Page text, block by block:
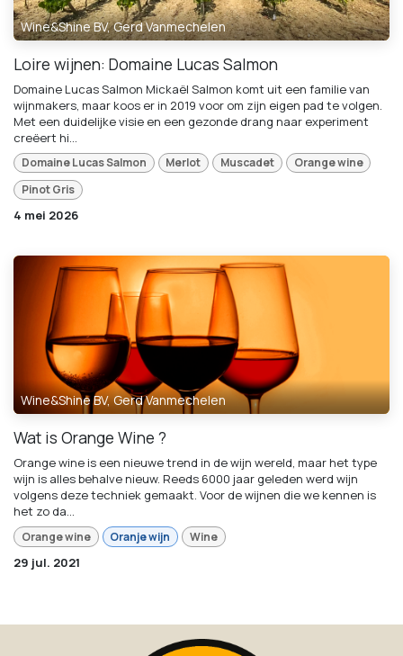
Wine&Shine BV, Gerd Vanmechelen
Loire wijnen: Domaine Lucas Salmon
Domaine Lucas Salmon Mickaël Salmon komt uit een familie van
wijnmakers, maar koos er in 2019 voor om zijn eigen pad te volgen.
Met een duidelijke visie en een gezonde drang naar experiment
creëert hi...
Domaine Lucas Salmon Merlot Muscadet
Orange wine
Pinot Gris
4 mei 2026
Wine&Shine BV, Gerd Vanmechelen
Wat is Orange Wine ?
Orange wine is een nieuwe trend in de wijn wereld, maar het type
wijn is alles behalve nieuw. Reeds 6000 jaar geleden werd wijn
volgens deze techniek gemaakt. Voor de wijnen die we kennen is
het zo da...
Orange wine Oranje wijn Wine
29 jul. 2021